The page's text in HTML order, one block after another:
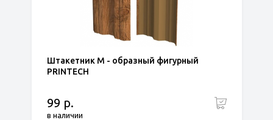
Штакетник М - образный фигурный
PRINTECH
99 р.
в наличии